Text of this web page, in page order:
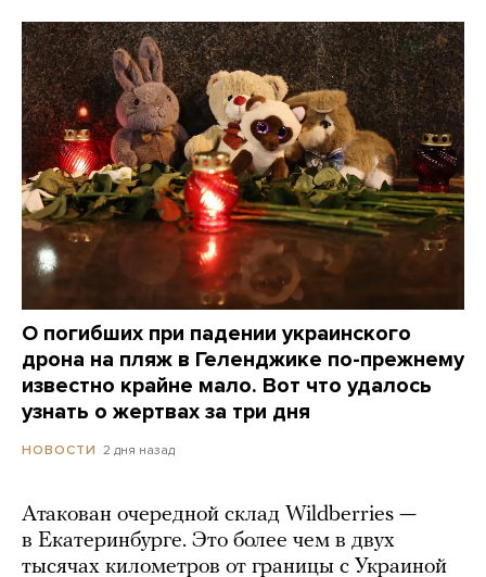
О погибших при падении украинского
дрона на пляж в Геленджике по-прежнему
известно крайне мало. Вот что удалось
узнать о жертвах за три дня
НОВОСТИ 2 дня назад
Атакован очередной склад Wildberries —
в Екатеринбурге. Это более чем в двух
тысячах километров от границы с Украиной